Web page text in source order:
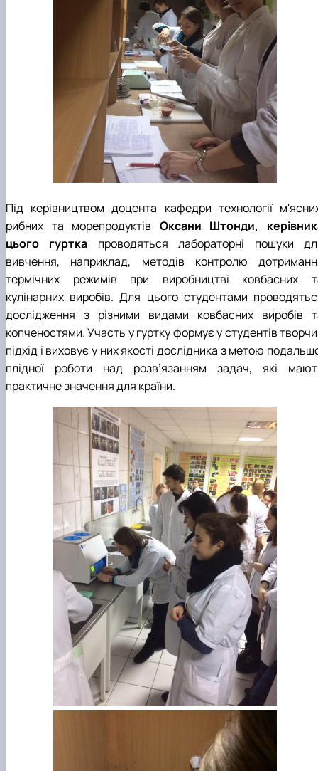
Під керівництвом доцента кафедри технології
рибних та морепродуктів Оксани Штонди,
цього гуртка проводяться лабораторні пошуки
вивчення, наприклад, методів контролю
термічних режимів при виробництві ковбасних
кулінарних виробів. Для цього студентами
дослідження з різними видами ковбасних виробів
копченостями. Участь у гуртку формує у студентів
підхід і виховує у них якості дослідника з метою
плідної роботи над розв’язанням задач, які
практичне значення для країни.